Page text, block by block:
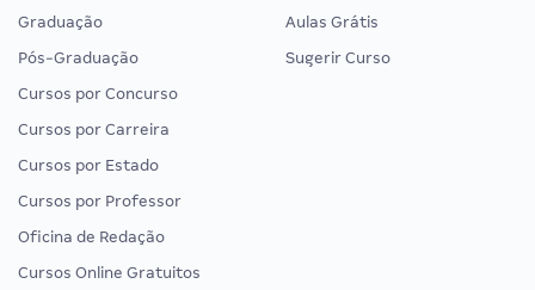
Graduação
Pós-Graduação
Cursos por Concurso
Cursos por Carreira
Cursos por Estado
Cursos por Professor
Oficina de Redação
Cursos Online Gratuitos
Aulas Grátis
Sugerir Curso